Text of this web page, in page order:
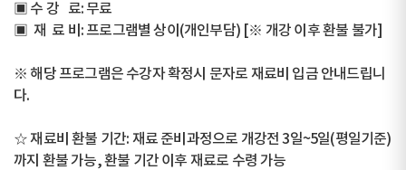
▣ 수 강 료: 무료
▣ 재 료 비: 프로그램별 상이(개인부담) [※ 개강 이후 환불 불가]
※ 해당 프로그램은 수강자 확정시 문자로 재료비 입금 안내드립니
다.
☆ 재료비 환불 기간: 재료 준비과정으로 개강전 3일~5일(평일기준)
까지 환불 가능, 환불 기간 이후 재료로 수령 가능